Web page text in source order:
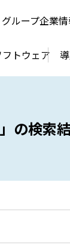
グループ企業
トウェア
の検索